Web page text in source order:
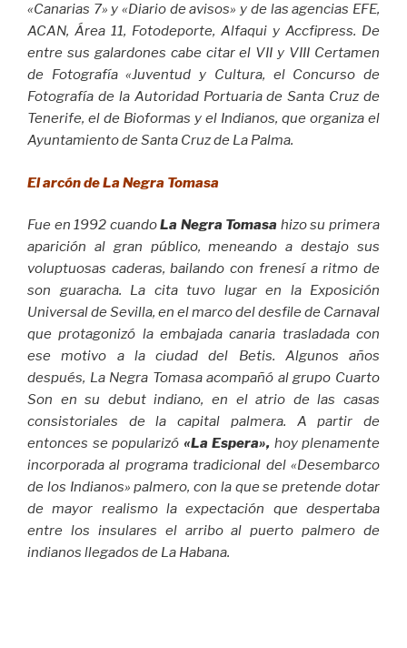
«Canarias 7» y «Diario de avisos» y de las agencias EFE,
ACAN, Área 11, Fotodeporte, Alfaqui y Accfipress. De
entre sus galardones cabe citar el VII y VIII Certamen
de Fotografía «Juventud y Cultura, el Concurso de
Fotografía de la Autoridad Portuaria de Santa Cruz de
Tenerife, el de Bioformas y el Indianos, que organiza el
Ayuntamiento de Santa Cruz de La Palma.
El arcón de La Negra Tomasa
Fue en 1992 cuandoLa Negra Tomasa hizo su primera
aparición al gran público, meneando a destajo sus
voluptuosas caderas, bailando con frenesí a ritmo de
son guaracha. La cita tuvo lugar en la Exposición
Universal de Sevilla, en el marco del desfile de Carnaval
que protagonizó la embajada canaria trasladada con
ese motivo a la ciudad del Betis. Algunos años
después, La Negra Tomasa acompañó al grupo Cuarto
Son en su debut indiano, en el atrio de las casas
consistoriales de la capital palmera. A partir de
entonces se popularizó «La Espera», hoy plenamente
incorporada al programa tradicional del «Desembarco
de los Indianos» palmero, con la que se pretende dotar
de mayor realismo la expectación que despertaba
entre los insulares el arribo al puerto palmero de
indianos llegados de La Habana.